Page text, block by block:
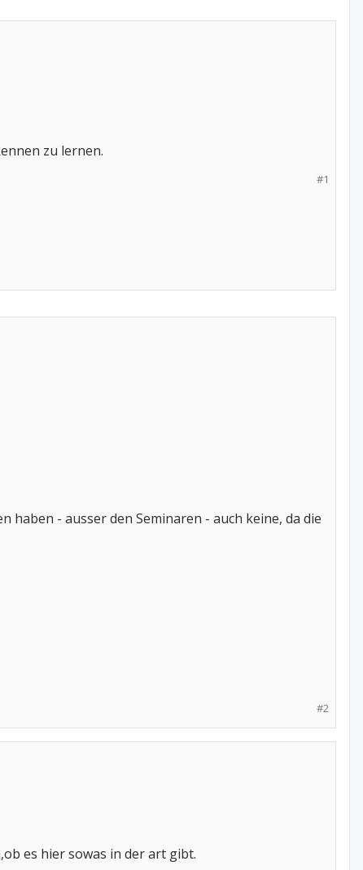
zu lernen.
#1
haben - ausser den Seminaren - auch keine, da die
#2
es hier sowas in der art gibt.